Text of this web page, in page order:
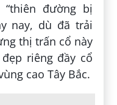
đường bị
nay, dù đã trải
thị trấn cổ này
riêng đầy cổ
cao Tây Bắc.